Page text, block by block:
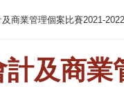
商業管理個案比賽2021-2022
及商